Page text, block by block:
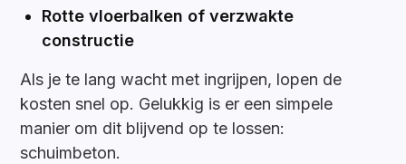
Rotte vloerbalken of verzwakte
constructie
Als je te lang wacht met ingrijpen, lopen de
kosten snel op. Gelukkig is er een simpele
manier om dit blijvend op te lossen:
schuimbeton.